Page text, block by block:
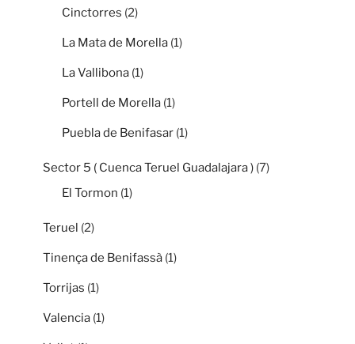
Cinctorres (2)
La Mata de Morella (1)
La Vallibona (1)
Portell de Morella (1)
Puebla de Benifasar (1)
Sector 5 ( Cuenca Teruel Guadalajara ) (7)
El Tormon (1)
Teruel (2)
Tinença de Benifassà (1)
Torrijas (1)
Valencia (1)